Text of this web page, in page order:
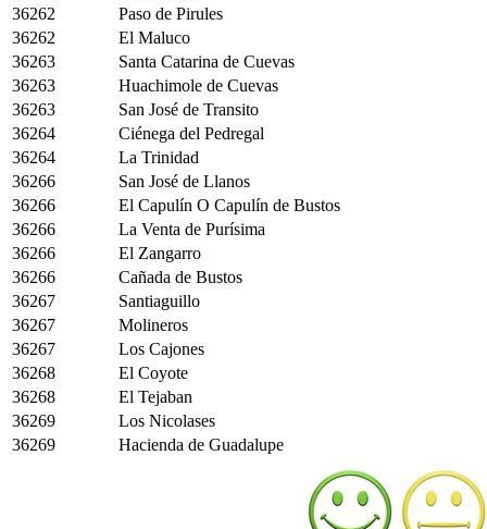
36262
Paso de Pirules
36262
El Maluco
36263
Santa Catarina de Cuevas
36263
Huachimole de Cuevas
36263
San José de Transito
36264
Ciénega del Pedregal
36264
La Trinidad
36266
San José de Llanos
36266
El Capulín O Capulín de Bustos
36266
La Venta de Purísima
36266
El Zangarro
36266
Cañada de Bustos
36267
Santiaguillo
36267
Molineros
36267
Los Cajones
36268
El Coyote
36268
El Tejaban
36269
Los Nicolases
36269
Hacienda de Guadalupe